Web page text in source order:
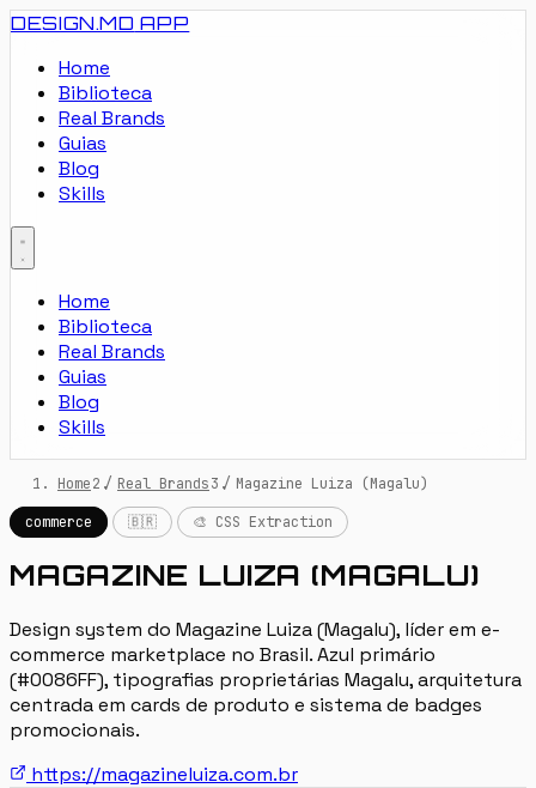
DESIGN.MD APP
Home
Biblioteca
Real Brands
Guias
Blog
Skills
Home
Biblioteca
Real Brands
Guias
Blog
Skills
Home / Real Brands / Magazine Luiza (Magalu)
commerce
🇧🇷 🎨 CSS Extraction
MAGAZINE LUIZA (MAGALU)
Design system do Magazine Luiza (Magalu), líder em e-
commerce marketplace no Brasil. Azul primário
(#0086FF), tipografias proprietárias Magalu, arquitetura
centrada em cards de produto e sistema de badges
promocionais.
https://magazineluiza.com.br